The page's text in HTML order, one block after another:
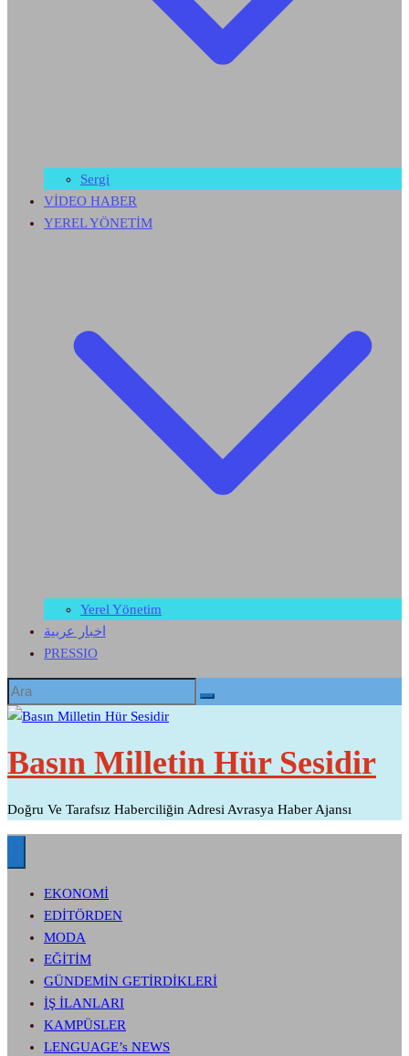
Sergi
VİDEO HABER
YEREL YÖNETİM
Yerel Yönetim
اخبار عربية
PRESSIO
Basın Milletin Hür Sesidir
Doğru Ve Tarafsız Haberciliğin Adresi Avrasya Haber Ajansı
EKONOMİ
EDİTÖRDEN
MODA
EĞİTİM
GÜNDEMİN GETİRDİKLERİ
İŞ İLANLARI
KAMPÜSLER
LENGUAGE’s NEWS